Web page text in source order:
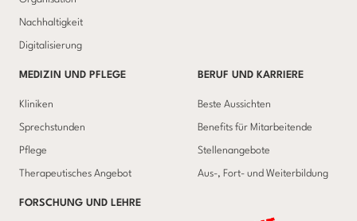
Nachhaltigkeit
Digitalisierung
MEDIZIN UND PFLEGE
Kliniken
Sprechstunden
Pflege
Therapeutisches Angebot
BERUF UND KARRIERE
Beste Aussichten
Benefits für Mitarbeitende
Stellenangebote
Aus-, Fort- und Weiterbildung
FORSCHUNG UND LEHRE